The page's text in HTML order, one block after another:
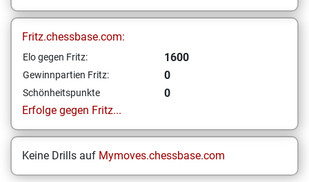
Fritz.chessbase.com:
Elo gegen Fritz: 1600
Gewinnpartien Fritz: 0
Schönheitspunkte
0
Erfolge gegen Fritz...
Keine Drills auf Mymoves.chessbase.com